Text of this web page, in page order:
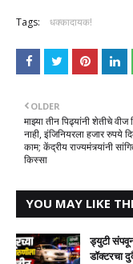
Tags: धक्कादायक!
OLDER
माझ्या तीन पिढ्यांनी शेतीचे
नाही, इंजिनियरला हजार रुपये
काम; केंद्रीय राज्यमंत्र्यांनी
किस्सा
YOU MAY LIKE
ड्युटी
डॉक्टरचा